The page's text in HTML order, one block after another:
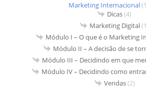
Marketing Internacional
Dicas(4)
Marketing Digital
Módulo I – O que é o Marketing
Módulo II – A decisão de se
Módulo III – Decidindo em que
Módulo IV – Decidindo como
Vendas(2)